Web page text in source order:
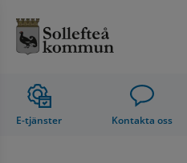
E-tjänster Kontakta oss